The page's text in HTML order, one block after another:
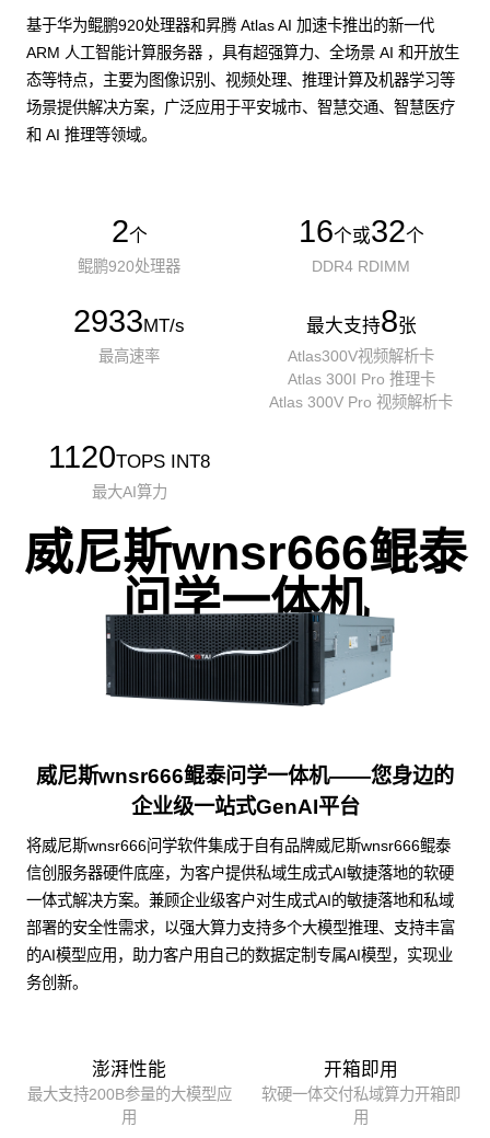
基于华为鲲鹏920处理器和昇腾 Atlas AI 加速卡推出的新一代
ARM 人工智能计算服务器 ，具有超强算力、全场景 AI 和开放生
态等特点，主要为图像识别、视频处理、推理计算及机器学习等
场景提供解决方案，广泛应用于平安城市、智慧交通、智慧医疗
和 AI 推理等领域。
2个
鲲鹏920处理器
16个或32个
DDR4 RDIMM
2933MT/s
最高速率
最大支持8张
Atlas300V视频解析卡
Atlas 300I Pro 推理卡
Atlas 300V Pro 视频解析卡
1120TOPS INT8
最大AI算力
威尼斯wnsr666鲲泰
问学一体机
威尼斯wnsr666鲲泰问学一体机——您身边的
企业级一站式GenAI平台
将威尼斯wnsr666问学软件集成于自有品牌威尼斯wnsr666鲲泰
信创服务器硬件底座，为客户提供私域生成式AI敏捷落地的软硬
一体式解决方案。兼顾企业级客户对生成式AI的敏捷落地和私域
部署的安全性需求，以强大算力支持多个大模型推理、支持丰富
的AI模型应用，助力客户用自己的数据定制专属AI模型，实现业
务创新。
澎湃性能
最大支持200B参量的大模型应
用
开箱即用
软硬一体交付私域算力开箱即
用